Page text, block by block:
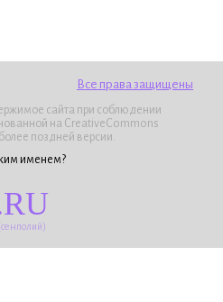
Все права защищены
сайта при соблюдении
на CreativeCommons
поздней версии.
именем?